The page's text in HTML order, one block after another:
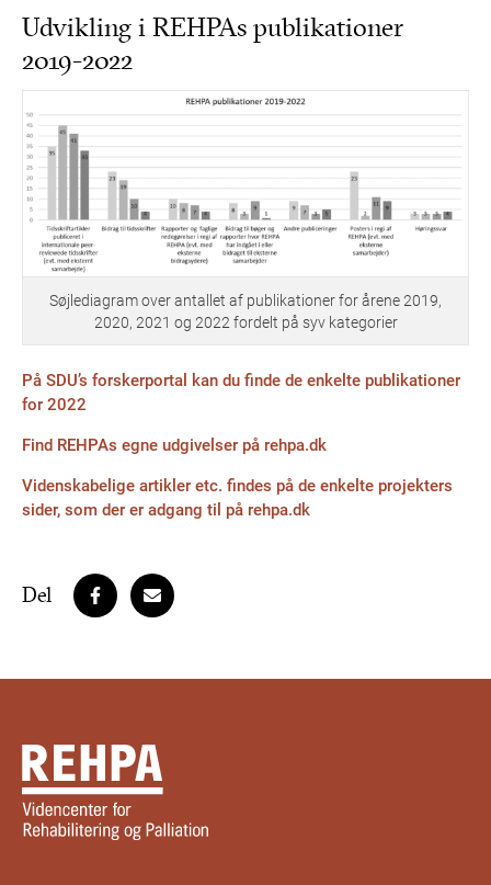
Udvikling i REHPAs publikationer
2019-2022
Søjlediagram over antallet af publikationer for årene 2019,
2020, 2021 og 2022 fordelt på syv kategorier
På SDU’s forskerportal kan du finde de enkelte publikationer
for 2022
Find REHPAs egne udgivelser på rehpa.dk
Videnskabelige artikler etc. findes på de enkelte projekters
sider, som der er adgang til på rehpa.dk
Del